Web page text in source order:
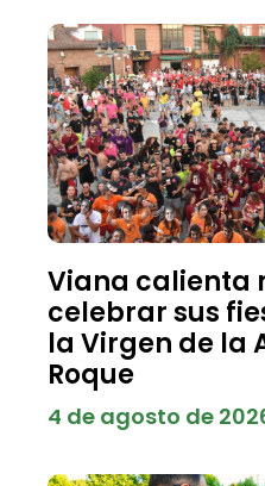
Viana calienta
celebrar sus
la Virgen de la
Roque
4 de agosto de